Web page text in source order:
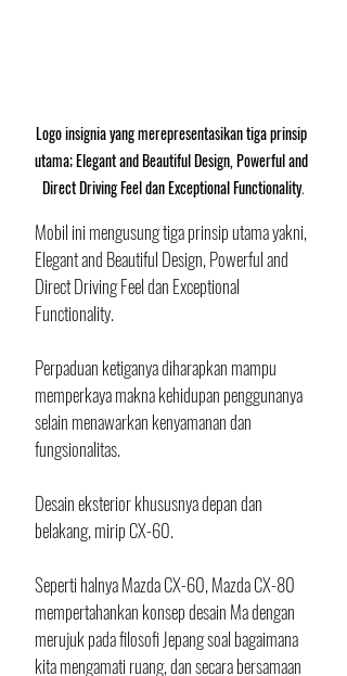
Logo insignia yang merepresentasikan tiga prinsip
utama; Elegant and Beautiful Design, Powerful and
Direct Driving Feel dan Exceptional Functionality.
Mobil ini mengusung tiga prinsip utama yakni,
Elegant and Beautiful Design, Powerful and
Direct Driving Feel dan Exceptional
Functionality.
Perpaduan ketiganya diharapkan mampu
memperkaya makna kehidupan penggunanya
selain menawarkan kenyamanan dan
fungsionalitas.
Desain eksterior khususnya depan dan
belakang, mirip CX-60.
Seperti halnya Mazda CX-60, Mazda CX-80
mempertahankan konsep desain Ma dengan
merujuk pada filosofi Jepang soal bagaimana
kita mengamati ruang, dan secara bersamaan